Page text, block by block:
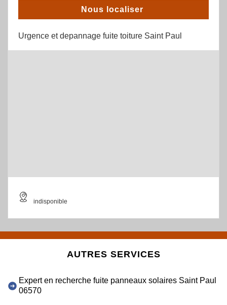
Nous localiser
Urgence et depannage fuite toiture Saint Paul
indisponible
AUTRES SERVICES
Expert en recherche fuite panneaux solaires Saint Paul
06570